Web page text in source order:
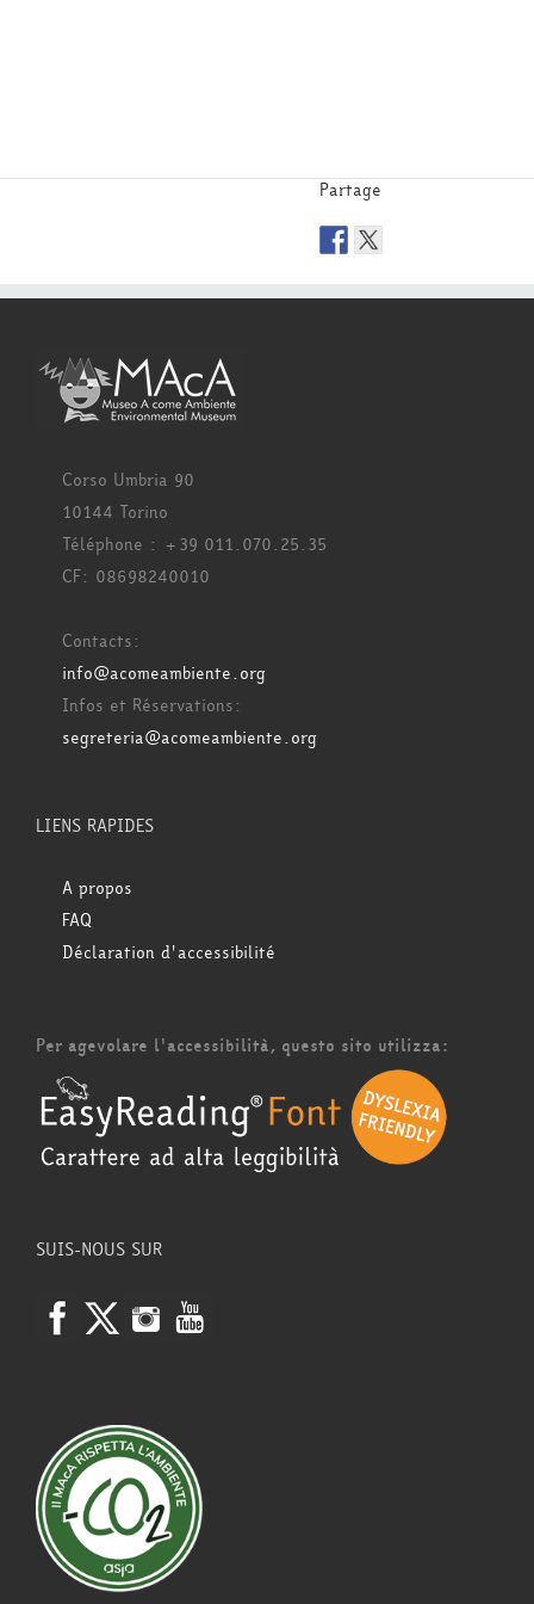
Partage
Corso Umbria 90
10144 Torino
Téléphone : +39 011.070.25.35
CF: 08698240010
Contacts:
info@acomeambiente.org
Infos et Réservations:
segreteria@acomeambiente.org
LIENS RAPIDES
A propos
FAQ
Déclaration d'accessibilité
Per agevolare l'accessibilità, questo sito utilizza:
SUIS-NOUS SUR